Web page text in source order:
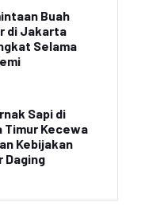
Buah
di Jakarta
Selama
Sapi di
Timur Kecewa
Kebijakan
Daging